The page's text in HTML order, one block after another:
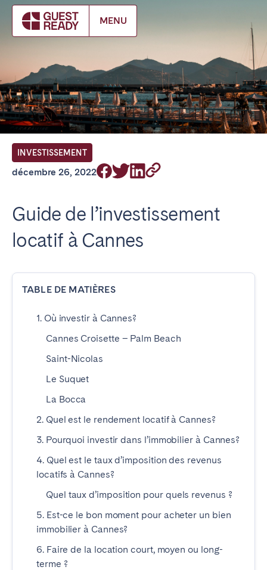
MENU
Make booking
INVESTISSEMENT
décembre 26, 2022
Guide de l’investissement
locatif à Cannes
TABLE DE MATIÈRES
1. Où investir à Cannes?
Cannes Croisette – Palm Beach
Saint-Nicolas
Le Suquet
La Bocca
2. Quel est le rendement locatif à Cannes?
3. Pourquoi investir dans l’immobilier à Cannes?
4. Quel est le taux d’imposition des revenus
locatifs à Cannes?
Quel taux d’imposition pour quels revenus ?
5. Est-ce le bon moment pour acheter un bien
immobilier à Cannes?
6. Faire de la location court, moyen ou long-
terme ?
Trouvez votre emplacement
ANGLETERRE
Londres
ÉMIRATS ARABES UNIS
Barcelone
Saint-Sébastien
FRANCE
Bassin d’Arcachon
Cannes
Lille
Nice
PORTUGAL
Aveiro
Braga
Coimbra